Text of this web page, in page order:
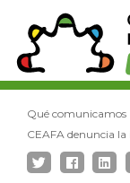
Qué comunicamos
CEAFA denuncia